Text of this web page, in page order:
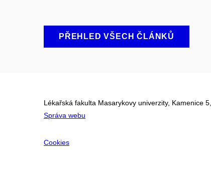
PŘEHLED VŠECH ČLÁNKŮ
Lékařská fakulta Masarykovy univerzity, Kamenice
Správa webu
Cookies